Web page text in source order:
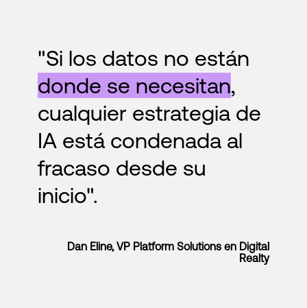
"Si los datos no están
donde se necesitan,
cualquier estrategia de
IA está condenada al
fracaso desde su
inicio".
Dan Eline, VP Platform Solutions en Digital
Realty